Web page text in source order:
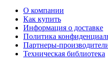
О компании
Как купить
Информация о доставке
Политика
Партнеры-
Техническая библиотека